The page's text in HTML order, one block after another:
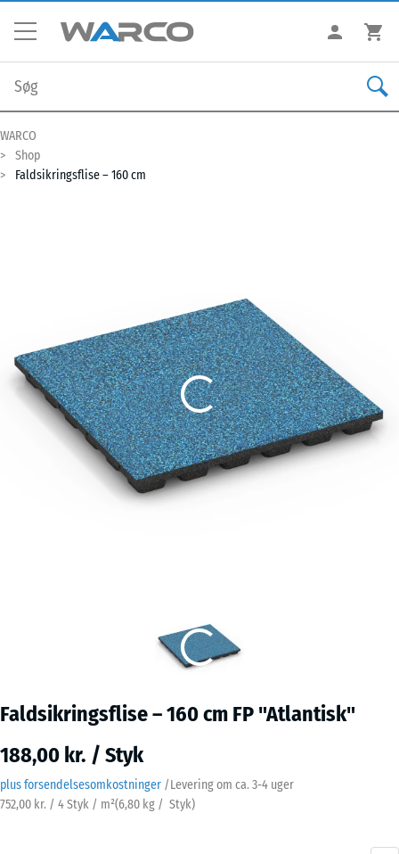
WARCO
Shop
Faldsikringsflise – 160 cm
Faldsikringsflise – 160 cm FP "Atlantisk"
188,00 kr. / Styk
plus forsendelsesomkostninger /Levering om ca. 3-4 uger
752,00 kr. / 4 Styk / m²(6,80 kg / Styk)